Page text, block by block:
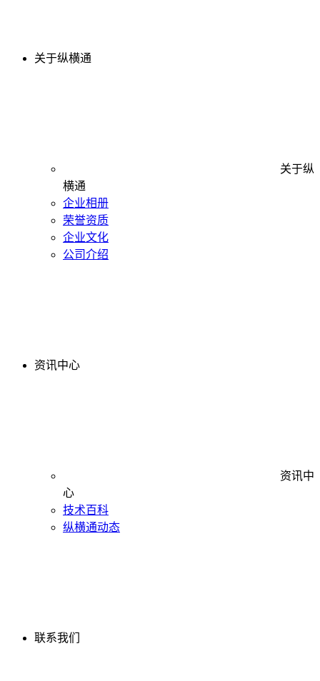
关于纵横通
关于纵
横通
企业相册
荣誉资质
企业文化
公司介绍
资讯中心
资讯中
心
技术百科
纵横通动态
联系我们